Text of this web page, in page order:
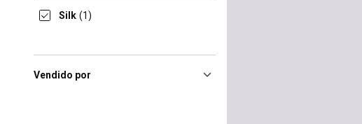
Silk (1)
Vendido por